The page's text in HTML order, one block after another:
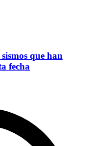
que han
fecha